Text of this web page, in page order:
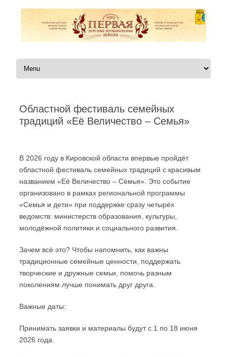
Перейти к содержимому
Областной фестиваль семейных
традиций «Её Величество – Семья»
В 2026 году в Кировской области впервые пройдёт
областной фестиваль семейных традиций с красивым
названием «Её Величество – Семья». Это событие
организовано в рамках региональной программы
«Семья и дети» при поддержке сразу четырёх
ведомств: министерств образования, культуры,
молодёжной политики и социального развития.
Зачем всё это? Чтобы напомнить, как важны
традиционные семейные ценности, поддержать
творческие и дружные семьи, помочь разным
поколениям лучше понимать друг друга.
Важные даты:
Принимать заявки и материалы будут с 1 по 18 июня
2026 года.